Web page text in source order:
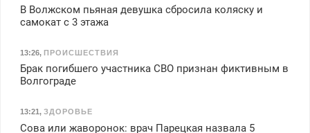
В Волжском пьяная девушка сбросила коляску и
самокат с 3 этажа
13:26, ПРОИСШЕСТВИЯ
Брак погибшего участника СВО признан фиктивным в
Волгограде
13:21, ЗДОРОВЬЕ
Сова или жаворонок: врач Парецкая назвала 5